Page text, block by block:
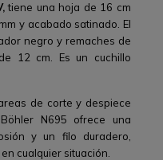
tiene una hoja de 16 cm
y acabado satinado. El
negro y remaches de
12 cm. Es un cuchillo
de corte y despiece
N695 ofrece una
y un filo duradero,
cualquier situación.